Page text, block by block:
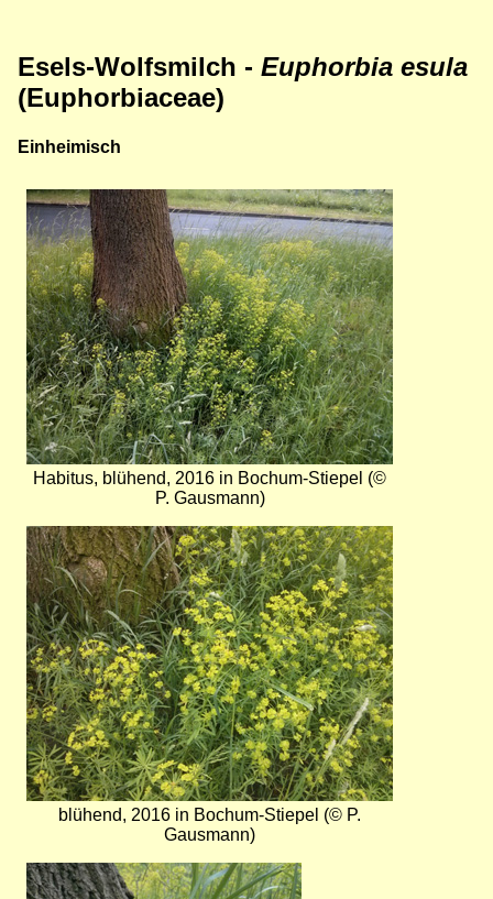
Esels-Wolfsmilch - Euphorbia esula
(Euphorbiaceae)
Einheimisch
Bild
Habitus, blühend, 2016 in Bochum-Stiepel (©
P. Gausmann)
Bild
blühend, 2016 in Bochum-Stiepel (© P.
Gausmann)
Bild